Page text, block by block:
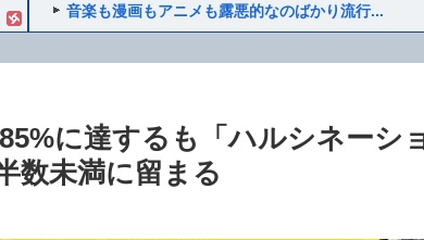
音楽も漫画もアニメも露悪的なのばかり流行...
に達するも「ハルシネーシ
数未満に留まる